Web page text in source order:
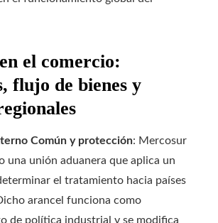
el comercio:
flujo de bienes y
Común y protección: Mercosur
una unión aduanera que aplica un
el tratamiento hacia países
arancel funciona como
de política industrial y se modifica